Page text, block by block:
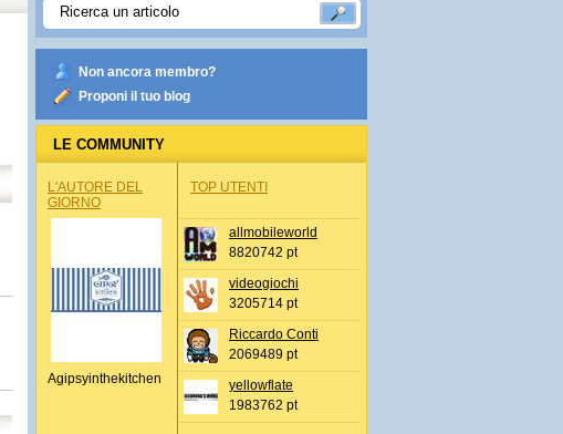
Non ancora membro?
Proponi il tuo blog
LE COMMUNITY
L'AUTORE DEL
GIORNO
Agipsyinthekitchen
TOP UTENTI
allmobileworld
8820742 pt
videogiochi
3205714 pt
Riccardo Conti
2069489 pt
yellowflate
1983762 pt